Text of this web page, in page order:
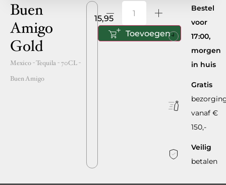
Buen
Amigo
Gold
Mexico- Tequila -70CL-
Buen Amigo
15,95
Toevoegen
Bestel
voor
17:00,
morgen
in huis
Gratis
vanaf €
150,-
Veilig
betalen